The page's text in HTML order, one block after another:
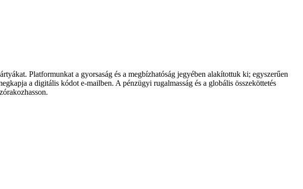
Platformunkat a gyorsaság és a megbízhatóság jegyében alakítottuk ki; egyszerűen
a digitális kódot e-mailben. A pénzügyi rugalmasság és a globális összeköttetés